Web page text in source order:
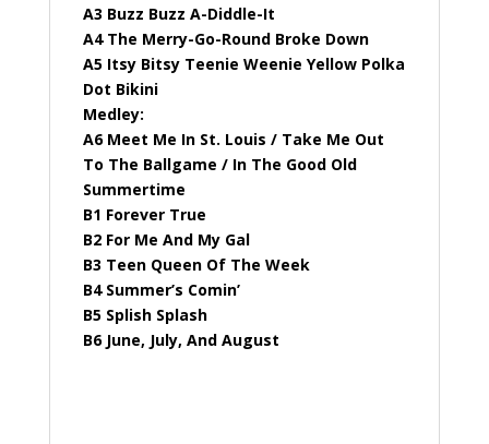
A3 Buzz Buzz A-Diddle-It
A4 The Merry-Go-Round Broke Down
A5 Itsy Bitsy Teenie Weenie Yellow Polka
Dot Bikini
Medley:
A6 Meet Me In St. Louis / Take Me Out
To The Ballgame / In The Good Old
Summertime
B1 Forever True
B2 For Me And My Gal
B3 Teen Queen Of The Week
B4 Summer’s Comin’
B5 Splish Splash
B6 June, July, And August